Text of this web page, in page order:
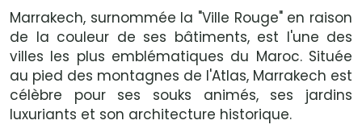
Marrakech, surnommée la "Ville Rouge" en raison
de la couleur de ses bâtiments, est l'une des
villes les plus emblématiques du Maroc. Située
au pied des montagnes de l'Atlas, Marrakech est
célèbre pour ses souks animés, ses jardins
luxuriants et son architecture historique.